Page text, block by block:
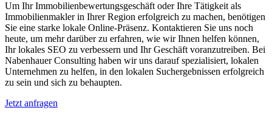
Um Ihr Immobilienbewertungsgeschäft oder Ihre Tätigkeit als
Immobilienmakler in Ihrer Region erfolgreich zu machen, benötigen
Sie eine starke lokale Online-Präsenz. Kontaktieren Sie uns noch
heute, um mehr darüber zu erfahren, wie wir Ihnen helfen können,
Ihr lokales SEO zu verbessern und Ihr Geschäft voranzutreiben. Bei
Nabenhauer Consulting haben wir uns darauf spezialisiert, lokalen
Unternehmen zu helfen, in den lokalen Suchergebnissen erfolgreich
zu sein und sich zu behaupten.
Jetzt anfragen